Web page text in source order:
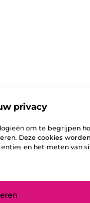
privacy
om te begrijpen
Deze cookies
en het meten van